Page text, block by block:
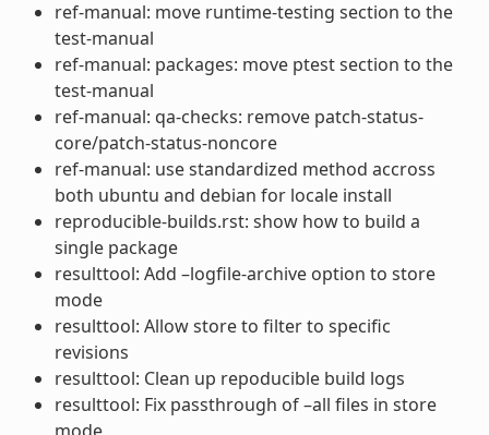
ref-manual: move runtime-testing section to the
test-manual
ref-manual: packages: move ptest section to the
test-manual
ref-manual: qa-checks: remove patch-status-
core/patch-status-noncore
ref-manual: use standardized method accross
both ubuntu and debian for locale install
reproducible-builds.rst: show how to build a
single package
resulttool: Add –logfile-archive option to store
mode
resulttool: Allow store to filter to specific
revisions
resulttool: Clean up repoducible build logs
resulttool: Fix passthrough of –all files in store
mode